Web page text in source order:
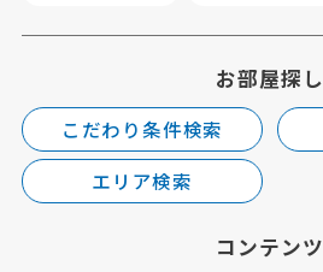
お部屋探し
こだわり条件検索
エリア検索
コンテンツ